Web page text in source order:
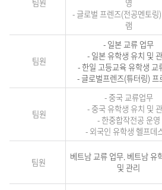
팀원
영
- 글로벌 프렌즈(전공멘토링
램
팀원
- 일본 교류 업무
- 일본 유학생 유치 및
- 한일 고등교육 유학생 교
- 글로벌프렌즈(튜터링) 프
팀원
- 중국 교류업무
- 중국 유학생 유치 및
- 한중합작전공 운영
- 외국인 유학생 헬프데
팀원
베트남 교류 업무. 베트남 유
및 관리